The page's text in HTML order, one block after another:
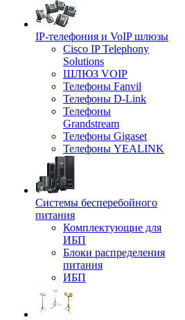
IP-телефония и VoIP шлюзы
Cisco IP Telephony
Solutions
ШЛЮЗ VOIP
Телефоны Fanvil
Телефоны D-Link
Телефоны
Grandstream
Телефоны Gigaset
Телефоны YEALINK
Системы бесперебойного
питания
Комплектующие для
ИБП
Блоки распределения
питания
ИБП